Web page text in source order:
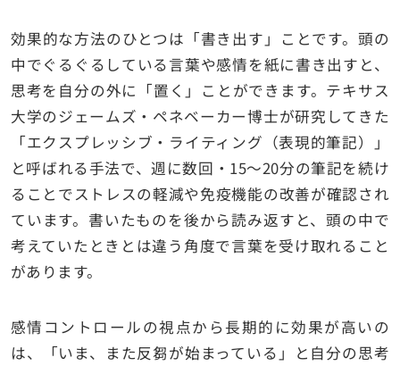
効果的な方法のひとつは「書き出す」ことです。頭の
中でぐるぐるしている言葉や感情を紙に書き出すと、
思考を自分の外に「置く」ことができます。テキサス
大学のジェームズ・ペネベーカー博士が研究してきた
「エクスプレッシブ・ライティング（表現的筆記）」
と呼ばれる手法で、週に数回・15〜20分の筆記を続け
ることでストレスの軽減や免疫機能の改善が確認され
ています。書いたものを後から読み返すと、頭の中で
考えていたときとは違う角度で言葉を受け取れること
があります。
感情コントロールの視点から長期的に効果が高いの
は、「いま、また反芻が始まっている」と自分の思考